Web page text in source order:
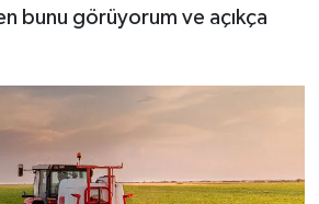
bunu görüyorum ve açıkça